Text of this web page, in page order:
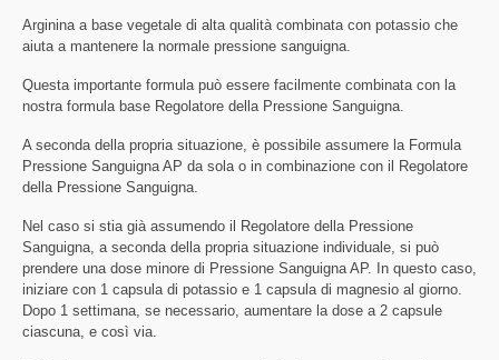
Arginina a base vegetale di alta qualità combinata con potassio che
aiuta a mantenere la normale pressione sanguigna.
Questa importante formula può essere facilmente combinata con la
nostra formula base Regolatore della Pressione Sanguigna.
A seconda della propria situazione, è possibile assumere la Formula
Pressione Sanguigna AP da sola o in combinazione con il Regolatore
della Pressione Sanguigna.
Nel caso si stia già assumendo il Regolatore della Pressione
Sanguigna, a seconda della propria situazione individuale, si può
prendere una dose minore di Pressione Sanguigna AP. In questo caso,
iniziare con 1 capsula di potassio e 1 capsula di magnesio al giorno.
Dopo 1 settimana, se necessario, aumentare la dose a 2 capsule
ciascuna, e così via.